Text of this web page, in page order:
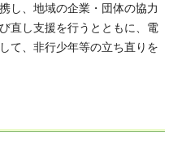
し、地域の企業・団体の協力
直し支援を行うとともに、電
て、非行少年等の立ち直りを